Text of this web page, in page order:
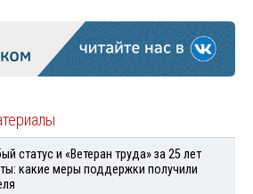
статус и «Ветеран труда» за 25 лет
какие меры поддержки получили